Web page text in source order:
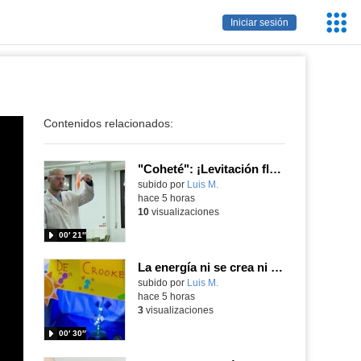
Iniciar sesión
Contenidos relacionados:
"Coheté": ¡Levitación flamígera!
Contenido educativo.
subido por Luis M.
00′ 21″
hace 5 horas
10visualizaciones
La energía ni se crea ni se destruye... ¡se experimenta! El Tierno en la Feria Madrid es Ciencia 2026
Contenido educativo.
subido por Luis M.
00′ 30″
hace 5 horas
3visualizaciones